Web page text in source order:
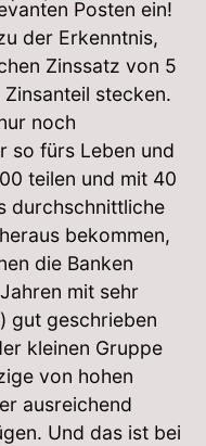
Posten ein!
der Erkenntnis,
Zinssatz von 5
Zinsanteil stecken.
noch
so fürs Leben und
teilen und mit 40
durchschnittliche
bekommen,
die Banken
mit sehr
gut geschrieben
kleinen Gruppe
von hohen
ausreichend
Und das ist bei